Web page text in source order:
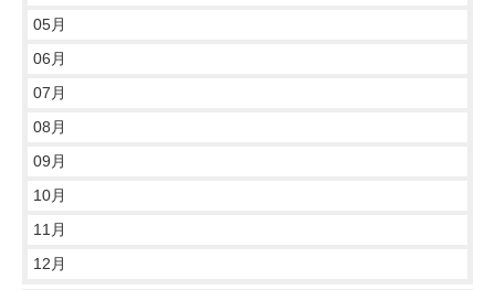
05月
06月
07月
08月
09月
10月
11月
12月